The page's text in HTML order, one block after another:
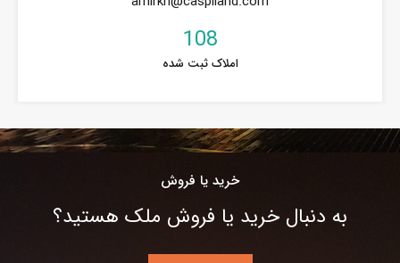
108
املاک ثبت شده
خرید یا فروش
به دنبال خرید یا فروش ملک هستید؟